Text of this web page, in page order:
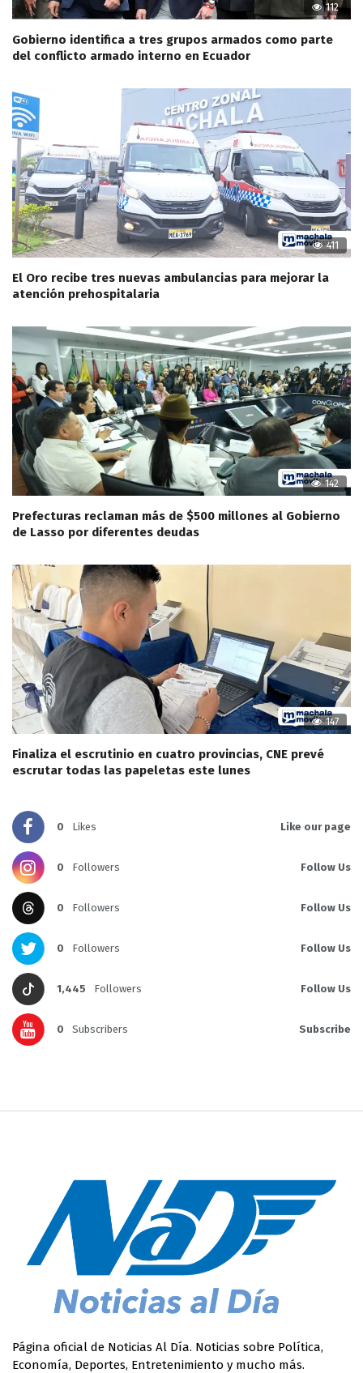
112
Gobierno identifica a tres grupos armados como parte
del conflicto armado interno en Ecuador
411
El Oro recibe tres nuevas ambulancias para mejorar la
atención prehospitalaria
142
Prefecturas reclaman más de $500 millones al Gobierno
de Lasso por diferentes deudas
147
Finaliza el escrutinio en cuatro provincias, CNE prevé
escrutar todas las papeletas este lunes
0 Likes Like our page
0 Followers Follow Us
0 Followers Follow Us
0 Followers Follow Us
1,445 Followers Follow Us
0 Subscribers Subscribe
Página oficial de Noticias Al Día. Noticias sobre Política,
Economía, Deportes, Entretenimiento y mucho más.